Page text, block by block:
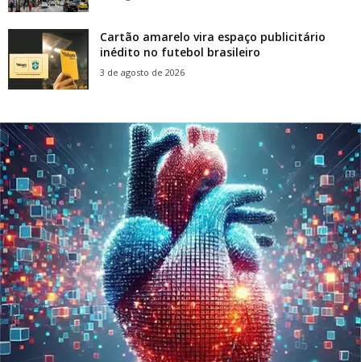
Cartão amarelo vira espaço publicitário
inédito no futebol brasileiro
3 de agosto de 2026